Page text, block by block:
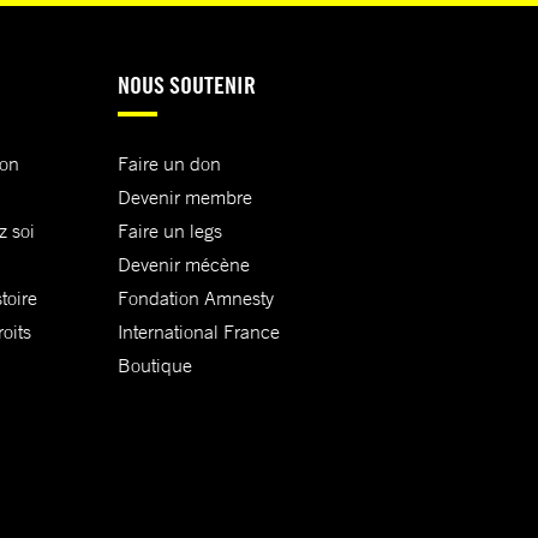
soi
NOUS SOUTENIR
Faire un don
Devenir membre
Faire un legs
Devenir mécène
Fondation Amnesty
International France
Boutique